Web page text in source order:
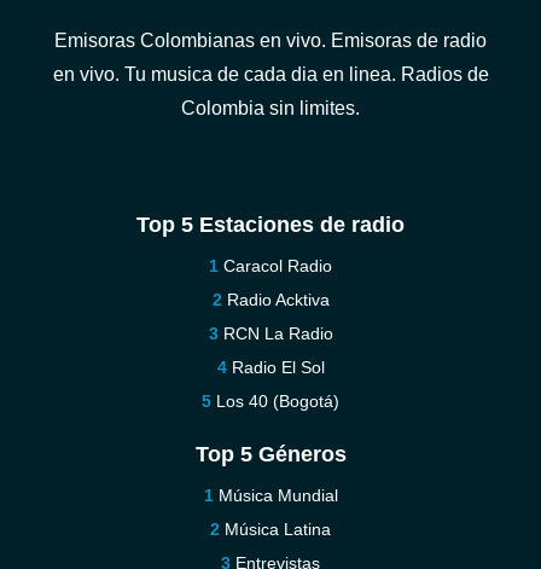
Emisoras Colombianas en vivo. Emisoras de radio
en vivo. Tu musica de cada dia en linea. Radios de
Colombia sin limites.
Top 5 Estaciones de radio
Caracol Radio
Radio Acktiva
RCN La Radio
Radio El Sol
Los 40 (Bogotá)
Top 5 Géneros
Música Mundial
Música Latina
Entrevistas